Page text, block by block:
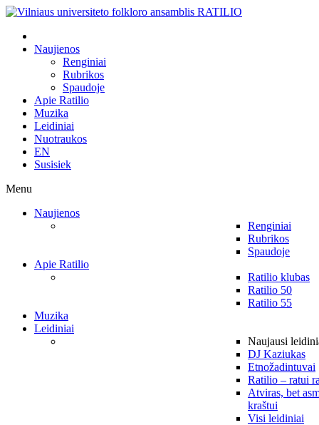
Naujienos
Renginiai
Rubrikos
Spaudoje
Apie Ratilio
Muzika
Leidiniai
Nuotraukos
EN
Susisiek
Menu
Naujienos
Renginiai
Rubrikos
Spaudoje
Apie Ratilio
Ratilio klubas
Ratilio 50
Ratilio 55
Muzika
Leidiniai
Naujausi
DJ Kaziukas
Etnožadintuvai
Ratilio – ratui
Atviras, bet
kraštui
Visi leidiniai